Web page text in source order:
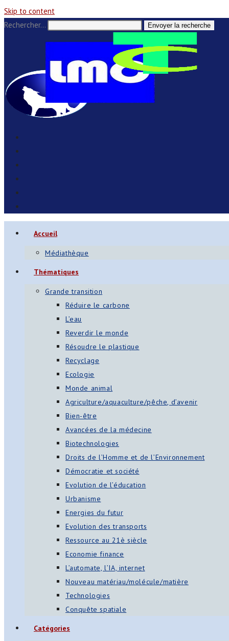
Skip to content
Rechercher…
Envoyer la recherche
Accueil
Médiathèque
Thématiques
Grande transition
Réduire le carbone
L’eau
Reverdir le monde
Résoudre le plastique
Recyclage
Ecologie
Monde animal
Agriculture/aquaculture/pêche, d’avenir
Bien-être
Avancées de la médecine
Biotechnologies
Droits de l’Homme et de l’Environnement
Démocratie et société
Evolution de l’éducation
Urbanisme
Energies du futur
Evolution des transports
Ressource au 21è siècle
Economie finance
L’automate, l’IA, internet
Nouveau matériau/molécule/matière
Technologies
Conquête spatiale
Catégories